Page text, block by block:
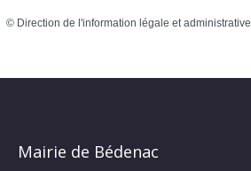
© Direction de l'information légale et administrative
Mairie de Bédenac